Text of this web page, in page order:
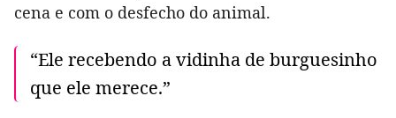
cena e com o desfecho do animal.
“Ele recebendo a vidinha de burguesinho
que ele merece.”